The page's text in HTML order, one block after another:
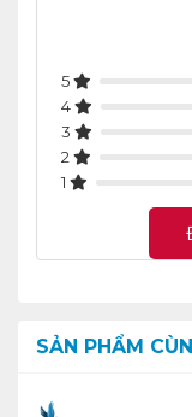
5
4
3
2
1
SẢN PHẨM